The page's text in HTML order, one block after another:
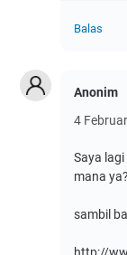
Balas
Anonim
4
Saya
mana
sambil
http://